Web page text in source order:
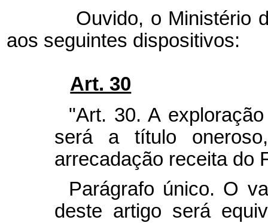
Ouvido, o Ministério da
aos seguintes dispositivos:
Art. 30
"Art. 30. A
será a título
arrecadação receita do
Parágrafo único. O
deste artigo será